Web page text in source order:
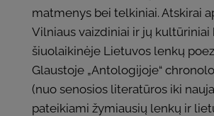
matmenys bei telkiniai. Atskirai
Vilniaus vaizdiniai ir jų kultūriniai
šiuolaikinėje Lietuvos lenkų
Glaustoje „Antologijoje“
(nuo senosios literatūros iki
pateikiami žymiausių lenkų ir